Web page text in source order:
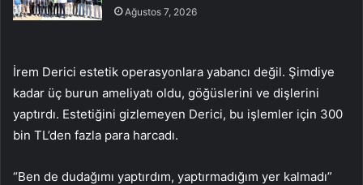
Ağustos 7, 2026
İrem Derici estetik operasyonlara yabancı değil. Şimdiye
kadar üç burun ameliyatı oldu, göğüslerini ve dişlerini
yaptırdı. Estetiğini gizlemeyen Derici, bu işlemler için 300
bin TL’den fazla para harcadı.
“Ben de dudağımı yaptırdım, yaptırmadığım yer kalmadı”